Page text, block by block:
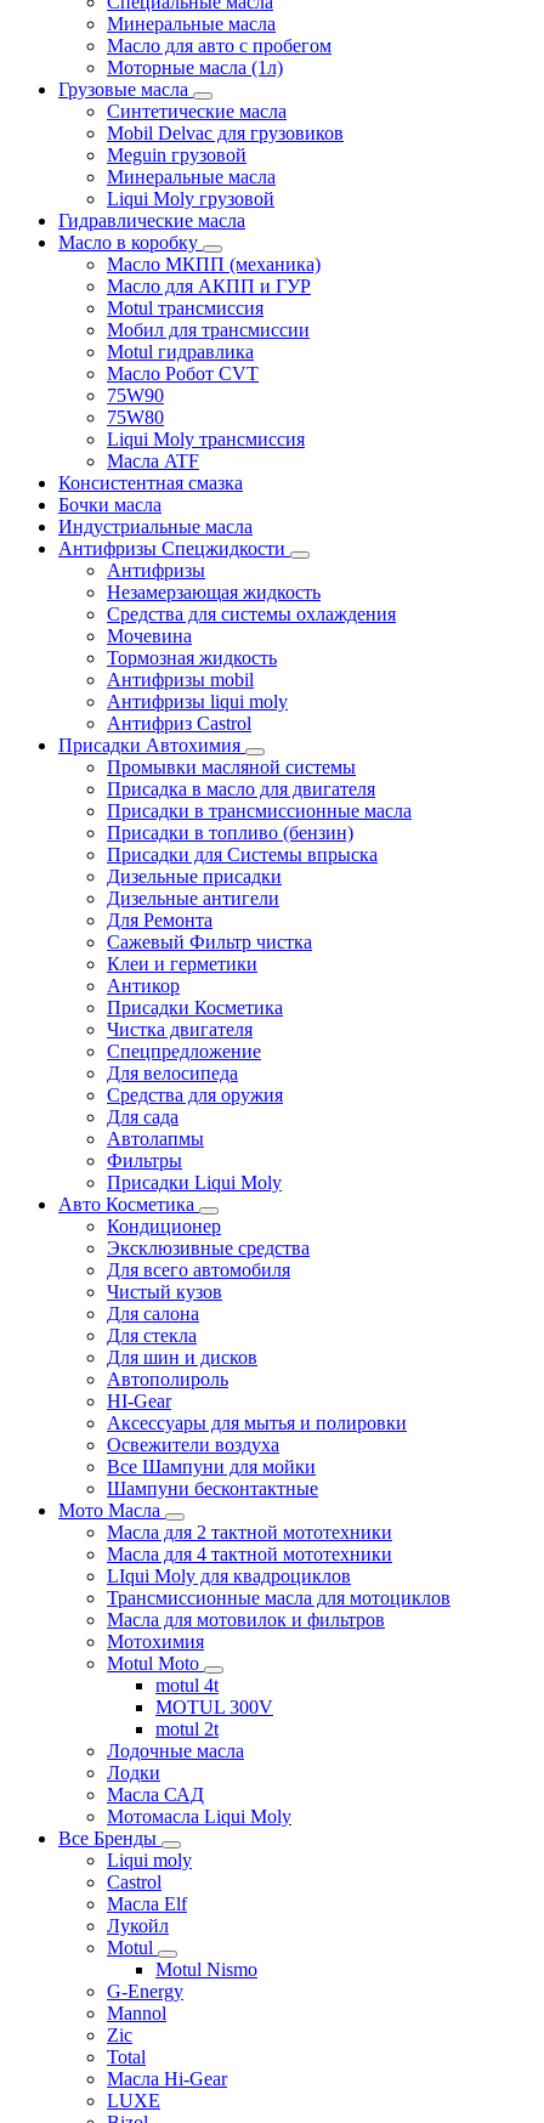
Минеральные масла
Масло для авто с пробегом
Моторные масла (1л)
Грузовые масла
Синтетические масла
Mobil Delvac для грузовиков
Meguin грузовой
Минеральные масла
Liqui Moly грузовой
Гидравлические масла
Масло в коробку
Масло МКПП (механика)
Масло для АКПП и ГУР
Motul трансмиссия
Мобил для трансмиссии
Motul гидравлика
Масло Робот CVT
75W90
75W80
Liqui Moly трансмиссия
Масла ATF
Консистентная смазка
Бочки масла
Индустриальные масла
Антифризы Спецжидкости
Антифризы
Незамерзающая жидкость
Средства для системы охлаждения
Мочевина
Тормозная жидкость
Антифризы mobil
Антифризы liqui moly
Антифриз Castrol
Присадки Автохимия
Промывки масляной системы
Присадка в масло для двигателя
Присадки в трансмиссионные масла
Присадки в топливо (бензин)
Присадки для Системы впрыска
Дизельные присадки
Дизельные антигели
Для Ремонта
Сажевый Фильтр чистка
Клеи и герметики
Антикор
Присадки Косметика
Чистка двигателя
Спецпредложение
Для велосипеда
Средства для оружия
Для сада
Автолапмы
Фильтры
Присадки Liqui Moly
Авто Косметика
Кондиционер
Эксклюзивные средства
Для всего автомобиля
Чистый кузов
Для салона
Для стекла
Для шин и дисков
Автополироль
HI-Gear
Аксессуары для мытья и полировки
Освежители воздуха
Все Шампуни для мойки
Шампуни бесконтактные
Мото Масла
Масла для 2 тактной мототехники
Масла для 4 тактной мототехники
LIqui Moly для квадроциклов
Трансмиссионные масла для мотоциклов
Масла для мотовилок и фильтров
Мотохимия
Motul Moto
motul 4t
MOTUL 300V
motul 2t
Лодочные масла
Лодки
Масла САД
Мотомасла Liqui Moly
Все Бренды
Liqui moly
Castrol
Масла Elf
Лукойл
Motul
Motul Nismo
G-Energy
Mannol
Zic
Total
Масла Hi-Gear
LUXE